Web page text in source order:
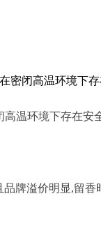
密闭高温环境下
温环境下存在安
牌溢价明显,留